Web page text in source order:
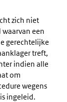
zich niet
een
gerechtelijke
treft,
indien alle
om
wegens
ingeleid.